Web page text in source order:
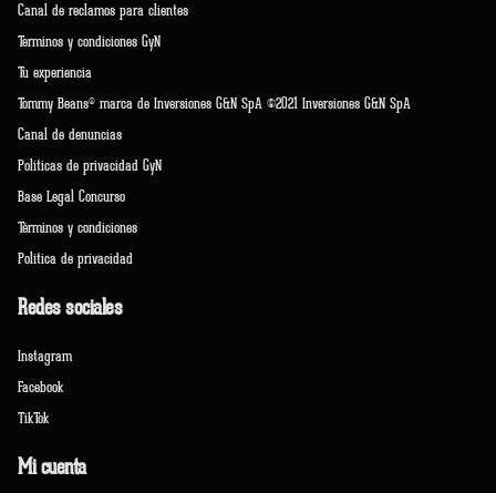
Canal de reclamos para clientes
Terminos y condiciones GyN
Tu experiencia
Tommy Beans® marca de Inversiones G&N SpA ©2021 Inversiones G&N SpA
Canal de denuncias
Políticas de privacidad GyN
Base Legal Concurso
Términos y condiciones
Política de privacidad
Redes sociales
Instagram
Facebook
TikTok
Mi cuenta